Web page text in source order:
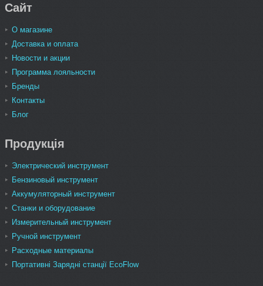
Сайт
О магазине
Доставка и оплата
Новости и акции
Программа лояльности
Бренды
Контакты
Блог
Продукція
Электрический инструмент
Бензиновый инструмент
Аккумуляторный инструмент
Станки и оборудование
Измерительный инструмент
Ручной инструмент
Расходные материалы
Портативні Зарядні станції EcoFlow